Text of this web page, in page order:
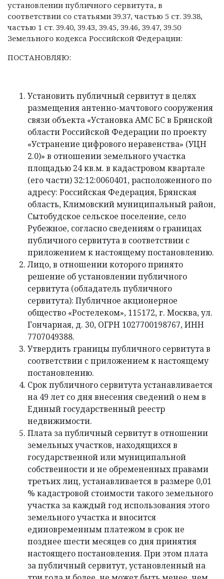
установлении публичного сервитута, в
соответствии со статьями 39.37, частью 5 ст. 39.38,
частью 1 ст. 39.40, 39.43, 39.45, 39.46, 39.47, 39.50
Земельного кодекса Российской Федерации:
ПОСТАНОВЛЯЮ:
Установить публичный сервитут в целях
размещения антенно-мачтового сооружения
связи объекта «Установка АМС БС в Брянской
области Российской Федерации по проекту
«Устранение цифрового неравенства» (УЦН
2.0)» в отношении земельного участка
площадью 24 кв.м. в кадастровом квартале
(его части) 32:12:0060401, расположенного по
адресу: Российская Федерация, Брянская
область, Климовский муниципальный район,
Сытобудское сельское поселение, село
Рубежное, согласно сведениям о границах
публичного сервитута в соответствии с
приложением к настоящему постановлению.
Лицо, в отношении которого принято
решение об установлении публичного
сервитута (обладатель публичного
сервитута): Публичное акционерное
общество «Ростелеком», 115172, г. Москва, ул.
Гончарная, д. 30, ОГРН 1027700198767, ИНН
7707049388.
Утвердить границы публичного сервитута в
соответствии с приложением к настоящему
постановлению.
Срок публичного сервитута устанавливается
на 49 лет со дня внесения сведений о нем в
Единый государственный реестр
недвижимости.
Плата за публичный сервитут в отношении
земельных участков, находящихся в
государственной или муниципальной
собственности и не обремененных правами
третьих лиц, устанавливается в размере 0,01
% кадастровой стоимости такого земельного
участка за каждый год использования этого
земельного участка и вносится
единовременным платежом в срок не
позднее шести месяцев со дня принятия
настоящего постановления. При этом плата
за публичный сервитут, установленный на